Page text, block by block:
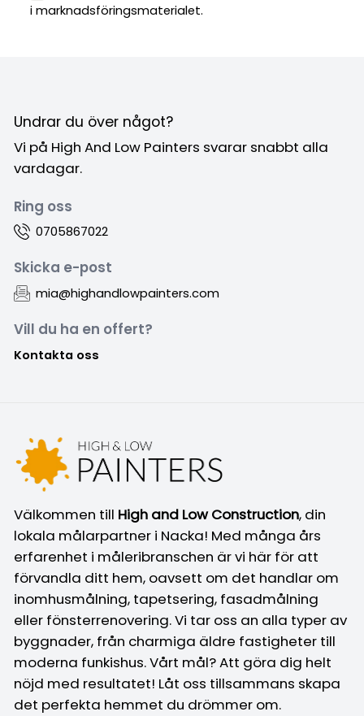
i marknadsföringsmaterialet.
Undrar du över något?
Vi på High And Low Painters svarar snabbt alla
vardagar.
Ring oss
0705867022
Skicka e-post
mia@highandlowpainters.com
Vill du ha en offert?
Kontakta oss
Välkommen till High and Low Construction, din
lokala målarpartner i Nacka! Med många års
erfarenhet i måleribranschen är vi här för att
förvandla ditt hem, oavsett om det handlar om
inomhusmålning, tapetsering, fasadmålning
eller fönsterrenovering. Vi tar oss an alla typer av
byggnader, från charmiga äldre fastigheter till
moderna funkishus. Vårt mål? Att göra dig helt
nöjd med resultatet! Låt oss tillsammans skapa
det perfekta hemmet du drömmer om.